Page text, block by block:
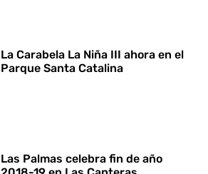
La Carabela La Niña III ahora en el
Parque Santa Catalina
Las Palmas celebra fin de año